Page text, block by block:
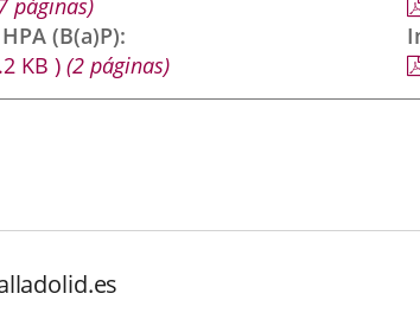
páginas)
(B(a)P)
KB )(2 páginas)